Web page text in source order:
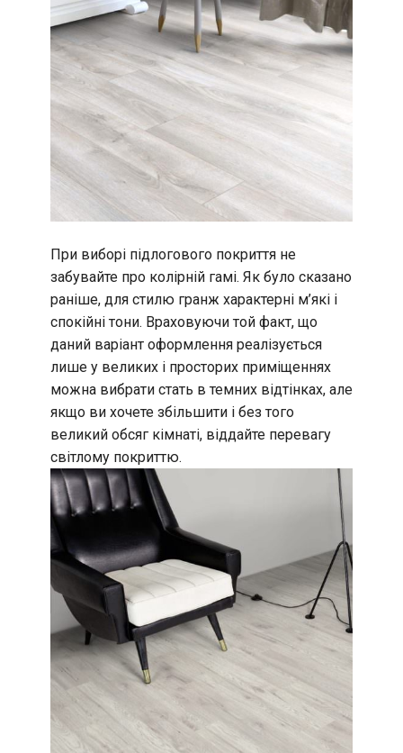
При виборі підлогового покриття не
забувайте про колірній гамі. Як було сказано
раніше, для стилю гранж характерні м’які і
спокійні тони. Враховуючи той факт, що
даний варіант оформлення реалізується
лише у великих і просторих приміщеннях
можна вибрати стать в темних відтінках, але
якщо ви хочете збільшити і без того
великий обсяг кімнаті, віддайте перевагу
світлому покриттю.